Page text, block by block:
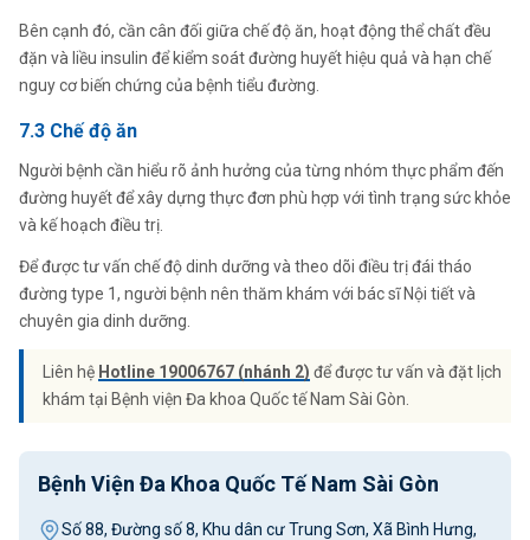
Bên cạnh đó, cần cân đối giữa chế độ ăn, hoạt động thể chất đều
đặn và liều insulin để kiểm soát đường huyết hiệu quả và hạn chế
nguy cơ biến chứng của bệnh tiểu đường.
7.3 Chế độ ăn
Người bệnh cần hiểu rõ ảnh hưởng của từng nhóm thực phẩm đến
đường huyết để xây dựng thực đơn phù hợp với tình trạng sức khỏe
và kế hoạch điều trị.
Để được tư vấn chế độ dinh dưỡng và theo dõi điều trị đái tháo
đường type 1, người bệnh nên thăm khám với bác sĩ Nội tiết và
chuyên gia dinh dưỡng.
Liên hệ Hotline 19006767 (nhánh 2) để được tư vấn và đặt lịch
khám tại Bệnh viện Đa khoa Quốc tế Nam Sài Gòn.
Bệnh Viện Đa Khoa Quốc Tế Nam Sài Gòn
Số 88, Đường số 8, Khu dân cư Trung Sơn, Xã Bình Hưng,